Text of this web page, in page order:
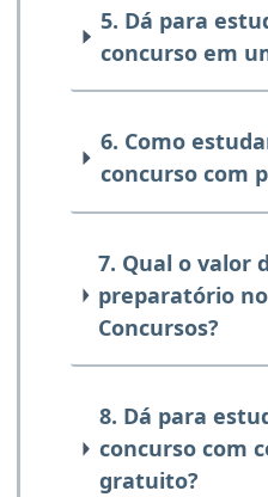
5. Dá para
concurso em
6. Como
concurso com
7. Qual o valor
preparatório
Concursos?
8. Dá para
concurso com
gratuito?